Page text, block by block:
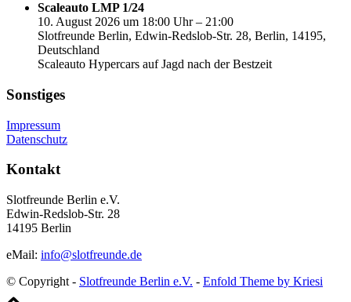
Scaleauto LMP 1/24
10. August 2026 um 18:00 Uhr – 21:00
Slotfreunde Berlin, Edwin-Redslob-Str. 28, Berlin, 14195,
Deutschland
Scaleauto Hypercars auf Jagd nach der Bestzeit
Sonstiges
Impressum
Datenschutz
Kontakt
Slotfreunde Berlin e.V.
Edwin-Redslob-Str. 28
14195 Berlin
eMail: info@slotfreunde.de
© Copyright - Slotfreunde Berlin e.V. - Enfold Theme by Kriesi